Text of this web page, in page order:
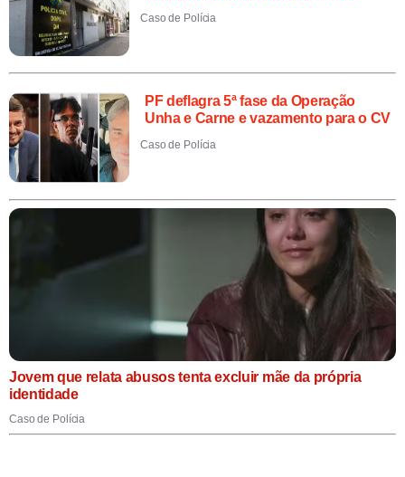
Caso de Polícia
PF deflagra 5ª fase da Operação
Unha e Carne e vazamento para o CV
Caso de Polícia
Jovem que relata abusos tenta excluir mãe da própria
identidade
Caso de Polícia